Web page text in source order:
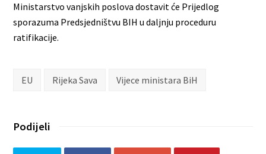
Ministarstvo vanjskih poslova dostavit će Prijedlog
sporazuma Predsjedništvu BIH u daljnju proceduru
ratifikacije.
EU Rijeka Sava Vijece ministara BiH
Podijeli